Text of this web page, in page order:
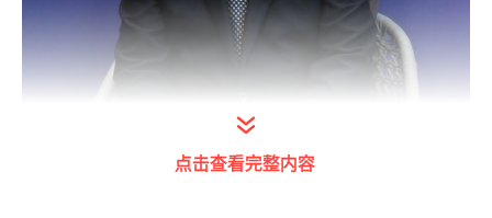
点击查看完整内容